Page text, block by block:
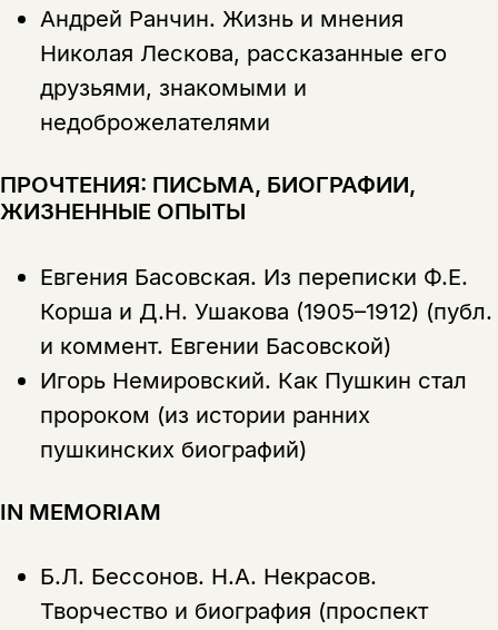
Андрей Ранчин. Жизнь и мнения
Николая Лескова, рассказанные его
друзьями, знакомыми и
недоброжелателями
ПРОЧТЕНИЯ: ПИСЬМА, БИОГРАФИИ,
ЖИЗНЕННЫЕ ОПЫТЫ
Евгения Басовская. Из переписки Ф.Е.
Корша и Д.Н. Ушакова (1905–1912) (публ.
и коммент. Евгении Басовской)
Игорь Немировский. Как Пушкин стал
пророком (из истории ранних
пушкинских биографий)
IN MEMORIAM
Б.Л. Бессонов. Н.А. Некрасов.
Творчество и биография (проспект
Подписка на рассылку
о книгах и событиях «НЛО».
За подписку дарим промокод на
скидку 15%
Я соглашаюсь сПолитикой конфиденциальности
нет в продаже.
уведомления, и при поступлении книги
на склад получить письмо на указанный
электронный адрес.
Я соглашаюсь сПолитикой конфиденциальности
Эта книга
не предназначена для
несовершеннолетних
Скажите, пожалуйста,
вам уже исполнилось 18 лет?
нет, вернуться назад